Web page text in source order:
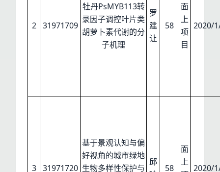
2 31971709
牡丹PsMYB113转
录因子调控叶片类
胡萝卜素代谢的分
子机理
罗
建
让
58
面
上
项
目
2020/
3 31971720
基于景观认知与偏
好视角的城市绿地
生物多样性保护与
邱
58
面
上
2020/